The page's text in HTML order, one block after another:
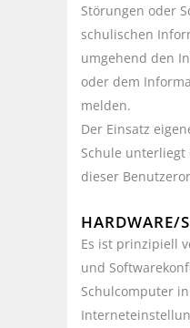
Störungen oder
schulischen
umgehend den
oder dem
melden.
Der Einsatz
Schule
dieser
HARDWARE/
Es ist prinzipiell
und
Schulcomputer